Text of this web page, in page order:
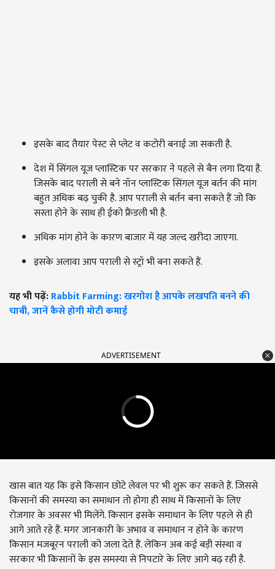
इसके बाद तैयार पेस्ट से प्लेट व कटोरी बनाई जा सकती है.
देश में सिंगल यूज प्लास्टिक पर सरकार ने पहले से बैन लगा दिया है.
जिसके बाद पराली से बने नॉन प्लास्टिक सिंगल यूज बर्तन की मांग
बहुत अधिक बढ़ चुकी है. आप पराली से बर्तन बना सकते हैं जो कि
सस्ता होने के साथ ही ईको फ्रैंडली भी है.
अधिक मांग होने के कारण बाजार में यह जल्द खरीदा जाएगा.
इसके अलावा आप पराली से स्ट्रॉ भी बना सकते हैं.
यह भी पढ़ें:Rabbit Farming: खरगोश है आपके लखपति बनने की
चाबी, जानें कैसे होगी मोटी कमाई
ADVERTISEMENT
खास बात यह कि इसे किसान छोटे लेवल पर भी शुरू कर सकते हैं. जिससे
किसानों की समस्या का समाधान तो होगा ही साथ में किसानों के लिए
रोजगार के अवसर भी मिलेंगे. किसान इसके समाधान के लिए पहले से ही
आगे आते रहे हैं. मगर जानकारी के अभाव व समाधान न होने के कारण
किसान मजबूरन पराली को जला देते हैं. लेकिन अब कई बड़ी संस्था व
सरकार भी किसानों के इस समस्या से निपटारे के लिए आगे बढ़ रही है.